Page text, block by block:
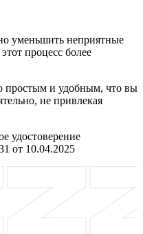
уменьшить неприятные
процесс более
простым и удобным, что вы
не привлекая
удостоверение
от 10.04.2025